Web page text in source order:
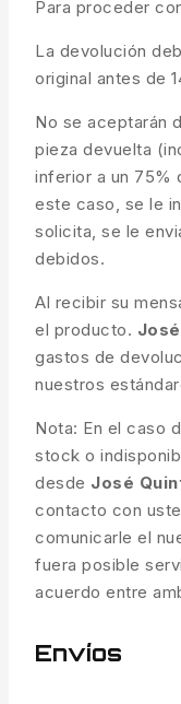
Para proceder
La devolución
original antes de
No se aceptarán
pieza devuelta
inferior a un 75%
este caso, se le
solicita, se le
debidos.
Al recibir su
el producto.
gastos de
nuestros
Nota: En el caso
stock o
desde José
contacto con
comunicarle el
fuera posible
acuerdo entre
Envíos